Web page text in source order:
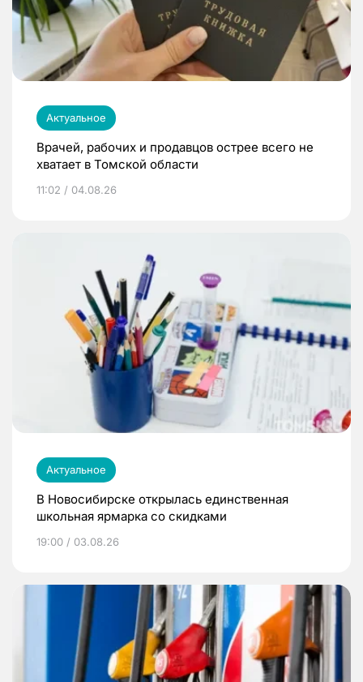
Актуальное
Врачей, рабочих и продавцов острее всего не
хватает в Томской области
11:02 / 04.08.26
Актуальное
В Новосибирске открылась единственная
школьная ярмарка со скидками
19:00 / 03.08.26